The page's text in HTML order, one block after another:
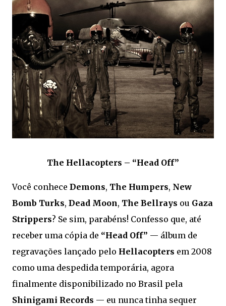
The Hellacopters – “Head Off”
Você conhece Demons, The Humpers, New
Bomb Turks, Dead Moon, The Bellrays ou Gaza
Strippers? Se sim, parabéns! Confesso que, até
receber uma cópia de “Head Off” — álbum de
regravações lançado pelo Hellacopters em 2008
como uma despedida temporária, agora
finalmente disponibilizado no Brasil pela
Shinigami Records — eu nunca tinha sequer